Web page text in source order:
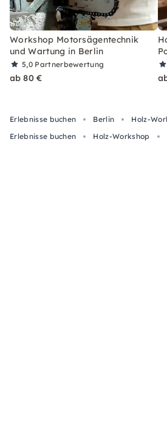
Workshop Motorsägentechnik
und Wartung in Berlin
5,0 Partnerbewertung
ab 80 €
Erlebnisse buchen Berlin Holz-
Erlebnisse buchen
Holz-Workshop